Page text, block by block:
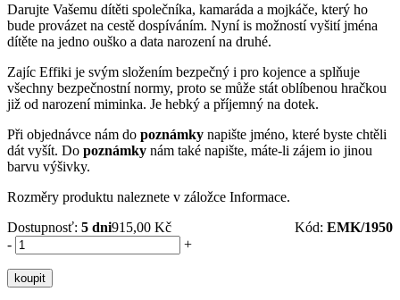
Darujte Vašemu dítěti společníka, kamaráda a mojkáče, který ho
bude provázet na cestě dospíváním. Nyní is možností vyšití jména
dítěte na jedno ouško a data narození na druhé.
Zajíc Effiki je svým složením bezpečný i pro kojence a splňuje
všechny bezpečnostní normy, proto se může stát oblíbenou hračkou
již od narození miminka. Je hebký a příjemný na dotek.
Při objednávce nám do poznámky napište jméno, které byste chtěli
dát vyšít. Do poznámky nám také napište, máte-li zájem io jinou
barvu výšivky.
Rozměry produktu naleznete v záložce Informace.
Dostupnosť: 5 dni Kód: EMK/1950
915,00 Kč
-
+
koupit